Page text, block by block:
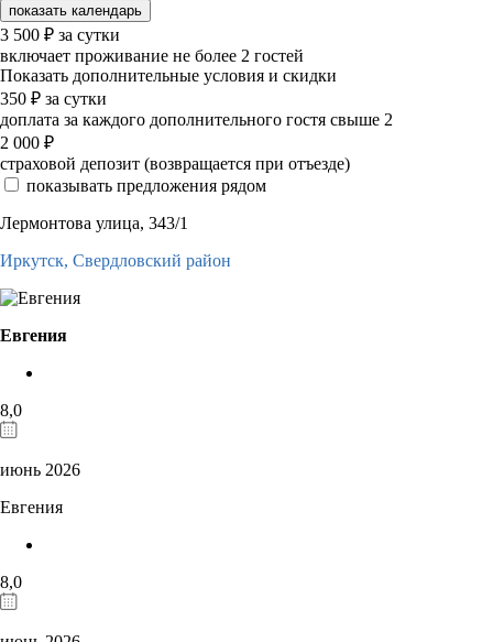
показать календарь
3 500 ₽ за сутки
включает проживание не более 2 гостей
Показать дополнительные условия и скидки
350 ₽ за сутки
доплата за каждого дополнительного гостя свыше 2
2 000 ₽
страховой депозит (возвращается при отъезде)
показывать предложения рядом
Лермонтова улица, 343/1
Иркутск, Свердловский район
Евгения
8,0
июнь 2026
Евгения
8,0